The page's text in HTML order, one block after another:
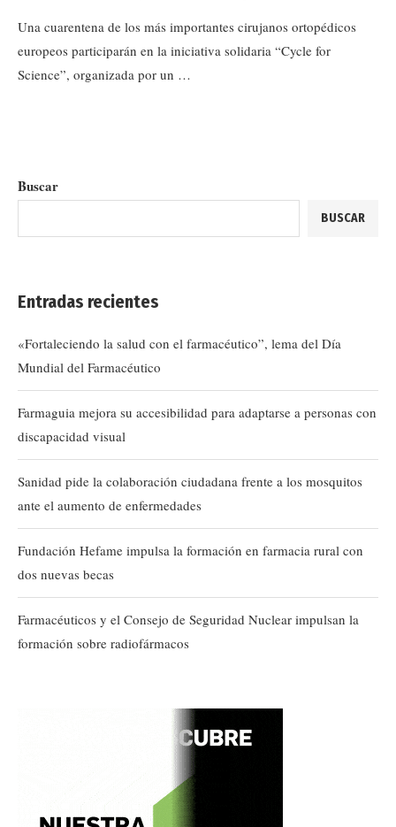
Una cuarentena de los más importantes cirujanos ortopédicos
europeos participarán en la iniciativa solidaria “Cycle for
Science”, organizada por un …
Buscar
BUSCAR
Entradas recientes
«Fortaleciendo la salud con el farmacéutico”, lema del Día
Mundial del Farmacéutico
Farmaguia mejora su accesibilidad para adaptarse a personas con
discapacidad visual
Sanidad pide la colaboración ciudadana frente a los mosquitos
ante el aumento de enfermedades
Fundación Hefame impulsa la formación en farmacia rural con
dos nuevas becas
Farmacéuticos y el Consejo de Seguridad Nuclear impulsan la
formación sobre radiofármacos